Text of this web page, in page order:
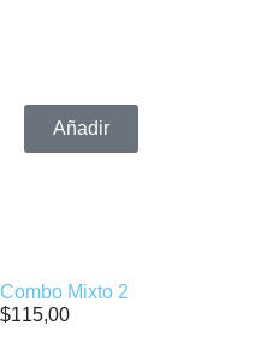
Añadir
Combo Mixto 2
$115,00